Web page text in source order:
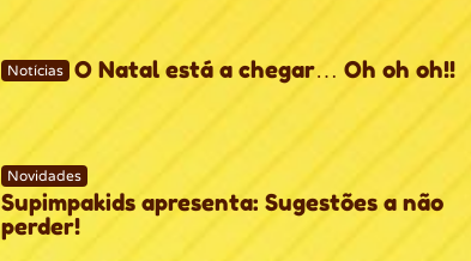
Notícias O Natal está a chegar… Oh oh oh!!
Novidades
Supimpakids apresenta: Sugestões a não
perder!